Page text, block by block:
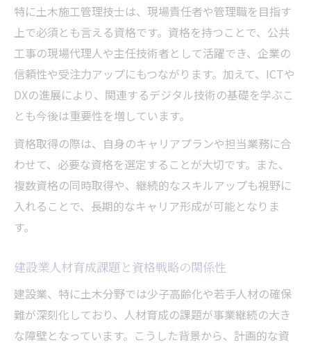
特に土木施工管理技士は、現場責任者や管理職を目指す
上で必須とも言える資格です。資格を持つことで、公共
工事の現場代理人や主任技術者として活躍でき、企業の
信頼性や受注力アップにもつながります。加えて、ICTや
DXの進展により、関連するデジタル技術の基礎を学ぶこ
とも今後は重要性を増しています。
資格取得の際は、自身のキャリアプランや担当業務に合
わせて、必要な資格を選定することが大切です。また、
複数資格の同時取得や、継続的なスキルアップも視野に
入れることで、長期的なキャリア形成が可能となりま
す。
建設業人材育成課題と資格戦略の関係性
建設業、特に土木分野では少子高齢化や若手人材の確保
難が深刻化しており、人材育成の課題が事業継続の大き
な障壁となっています。こうした背景から、計画的な資